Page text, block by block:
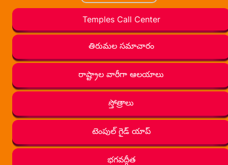
Temples Call Center
తిరుమల సమాచారం
రాష్ట్రాల వారీగా ఆలయాలు
స్తోత్రాలు
టెంపుల్ గైడ్ యాప్
భగవద్గీత